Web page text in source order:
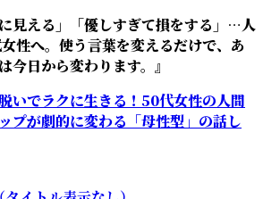
見える」「優しすぎて損をする」…人
性へ。使う言葉を変えるだけで、あ
今日から変わります。』